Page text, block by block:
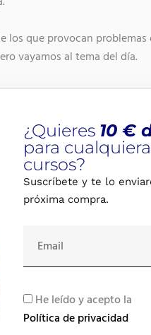
los que provocan
vayamos al tema del día.
¿Quieres 10 €
para
cursos?
Suscríbete y te lo
próxima compra.
a
l
R
He leído y acepto la
Política de privacidad